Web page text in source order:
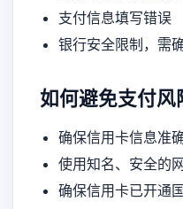
支付信息填写错误
银行安全限制，需
如何避免支付风
确保信用卡信息准
使用知名、安全的
确保信用卡已开通